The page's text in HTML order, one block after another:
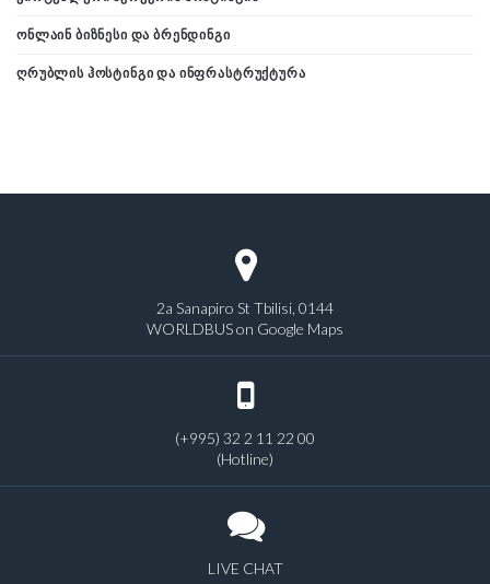
ᲝᲜᲚᲐᲘᲜ ᲑᲘᲖᲜᲔᲡᲘ ᲓᲐ ᲑᲠᲔᲜᲓᲘᲜᲒᲘ
ᲦᲠᲣᲑᲚᲘᲡ ᲰᲝᲡᲢᲘᲜᲒᲘ ᲓᲐ ᲘᲜᲤᲠᲐᲡᲢᲠᲣᲥᲢᲣᲠᲐ
2a Sanapiro St Tbilisi, 0144
WORLDBUS on Google Maps
(+995) 32 2 11 22 00
(Hotline)
LIVE CHAT